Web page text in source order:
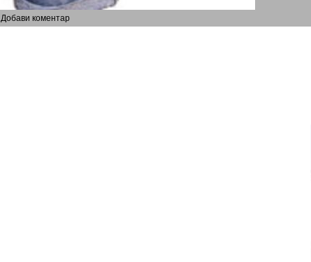
Добави коментар